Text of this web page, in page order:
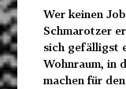
Wer keinen
Schmarotzer
sich gefälligst
Wohnraum, in
machen für